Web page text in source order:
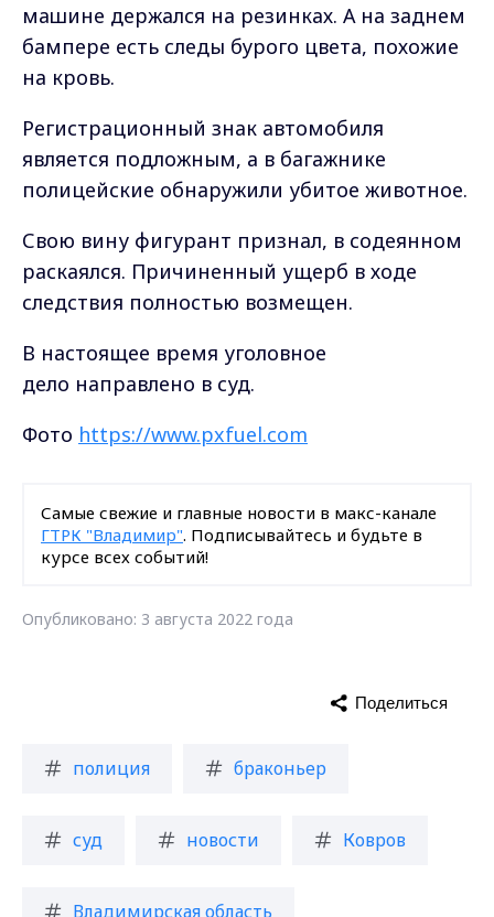
машине держался на резинках. А на заднем
бампере есть следы бурого цвета, похожие
на кровь.
Регистрационный знак автомобиля
является подложным, а в багажнике
полицейские обнаружили убитое животное.
Свою вину фигурант признал, в содеянном
раскаялся. Причиненный ущерб в ходе
следствия полностью возмещен.
В настоящее время уголовное
дело направлено в суд.
Фото https://www.pxfuel.com
Самые свежие и главные новости в макс-канале
ГТРК "Владимир". Подписывайтесь и будьте в
курсе всех событий!
Опубликовано: 3 августа 2022 года
полиция браконьер
суд новости Ковров
Владимирская область
Поделиться